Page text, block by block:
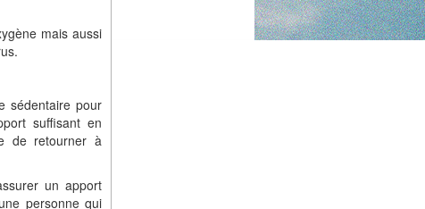
mais aussi
sédentaire pour
suffisant en
de retourner à
un apport
personne qui